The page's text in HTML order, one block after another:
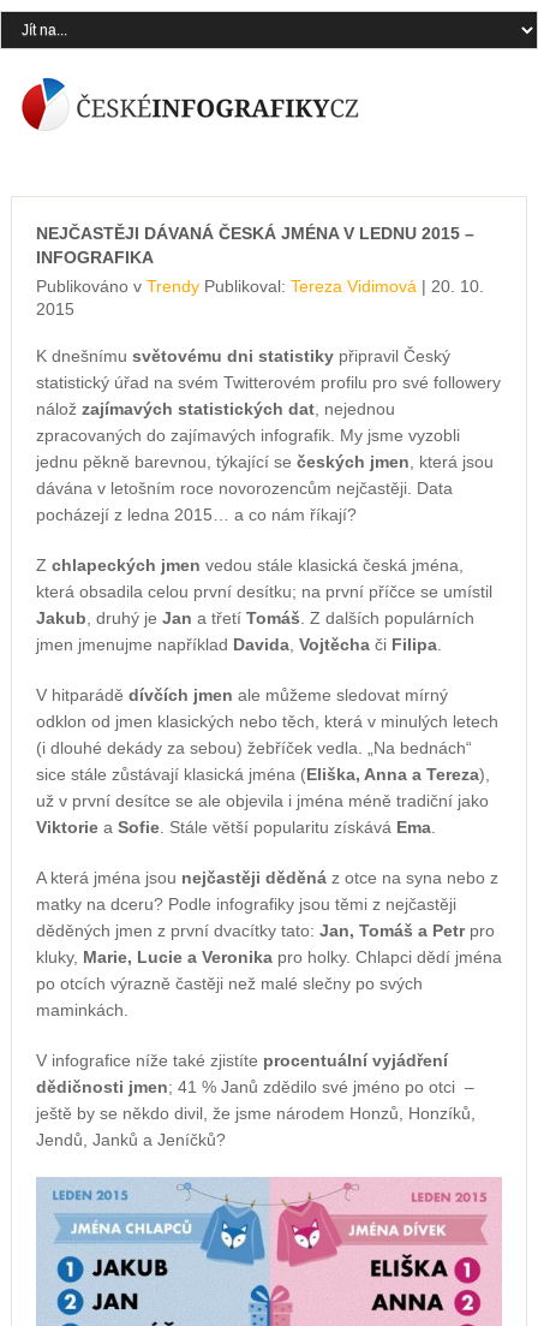
NEJČASTĚJI DÁVANÁ ČESKÁ JMÉNA V LEDNU 2015 –
INFOGRAFIKA
Publikováno v TrendyPublikoval: Tereza Vidimová | 20. 10.
2015
K dnešnímu světovému dni statistikypřipravil Český
statistický úřad na svém Twitterovém profilu pro své followery
nálož zajímavých statistických dat, nejednou
zpracovaných do zajímavých infografik. My jsme vyzobli
jednu pěkně barevnou, týkající se českých jmen , která jsou
dávána v letošním roce novorozencům nejčastěji. Data
pocházejí z ledna 2015… a co nám říkají?
Z chlapeckých jmen vedou stále klasická česká jména,
která obsadila celou první desítku; na první příčce se umístil
Jakub , druhý je Jan a třetí Tomáš . Z dalších populárních
jmen jmenujme například Davida, Vojtěchači Filipa.
V hitparádě dívčích jmen ale můžeme sledovat mírný
odklon od jmen klasických nebo těch, která v minulých letech
(i dlouhé dekády za sebou) žebříček vedla. „Na bednách“
sice stále zůstávají klasická jména (Eliška, Anna a Tereza),
už v první desítce se ale objevila i jména méně tradiční jako
Viktoriea Sofie. Stále větší popularitu získává Ema.
A která jména jsou nejčastěji děděnáz otce na syna nebo z
matky na dceru? Podle infografiky jsou těmi z nejčastěji
děděných jmen z první dvacítky tato: Jan, Tomáš a Petrpro
kluky, Marie, Lucie a Veronikapro holky. Chlapci dědí jména
po otcích výrazně častěji než malé slečny po svých
maminkách.
V infografice níže také zjistíte procentuální vyjádření
dědičnosti jmen; 41 % Janů zdědilo své jméno po otci –
ještě by se někdo divil, že jsme národem Honzů, Honzíků,
Jendů, Janků a Jeníčků?